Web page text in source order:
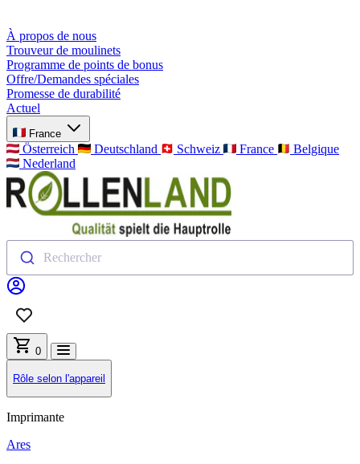
À propos de nous
Trouveur de moulinets
Programme de points de bonus
Offre/Demandes spéciales
Promesse de durabilité
Actuel
France
Österreich Deutschland Schweiz France
Belgique
Nederland
Rechercher
0
Rôle selon l'appareil
Imprimante
Ares